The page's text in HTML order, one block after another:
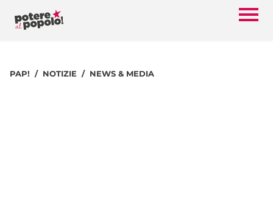
PAP! NOTIZIE NEWS & MEDIA